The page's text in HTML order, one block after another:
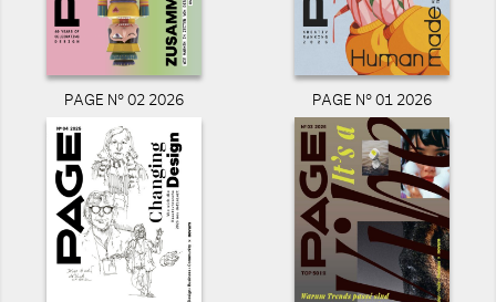
PAGE N° 02 2026 PAGE N° 01 2026